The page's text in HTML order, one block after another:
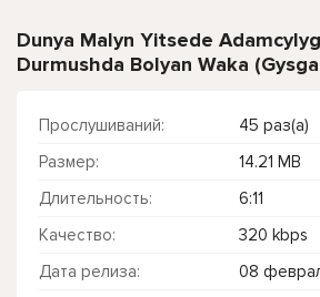
Dunya Malyn Yitsede
Durmushda Bolyan Waka
Прослушиваний:
45 раз(а)
Размер:
14.21 MB
Длительность:
6:11
Качество:
320 kbps
Дата релиза:
08